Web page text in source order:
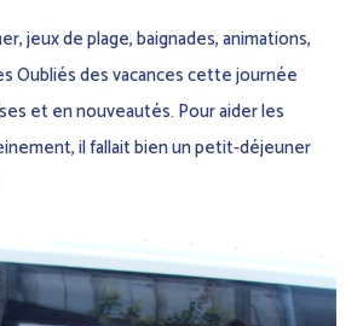
jeux de plage, baignades, animations,
Oubliés des vacances cette journée
et en nouveautés. Pour aider les
il fallait bien un petit-déjeuner